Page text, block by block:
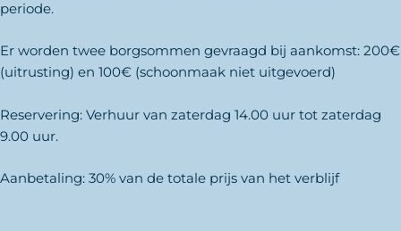
periode.
Er worden twee borgsommen gevraagd bij aankomst: 200€
(uitrusting) en 100€ (schoonmaak niet uitgevoerd)
Reservering: Verhuur van zaterdag 14.00 uur tot zaterdag
9.00 uur.
Aanbetaling: 30% van de totale prijs van het verblijf